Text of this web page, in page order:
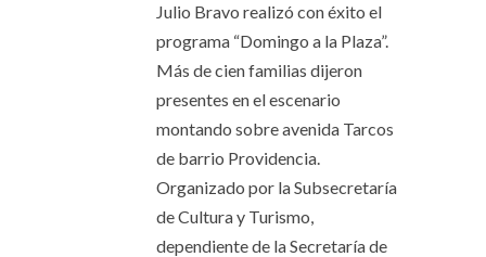
Julio Bravo realizó con éxito el
programa “Domingo a la Plaza”.
Más de cien familias dijeron
presentes en el escenario
montando sobre avenida Tarcos
de barrio Providencia.
Organizado por la Subsecretaría
de Cultura y Turismo,
dependiente de la Secretaría de